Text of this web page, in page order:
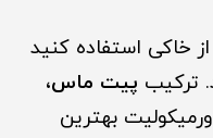
از خاکی استفاده کنید
ترکیب پیت ماس،
بهترین